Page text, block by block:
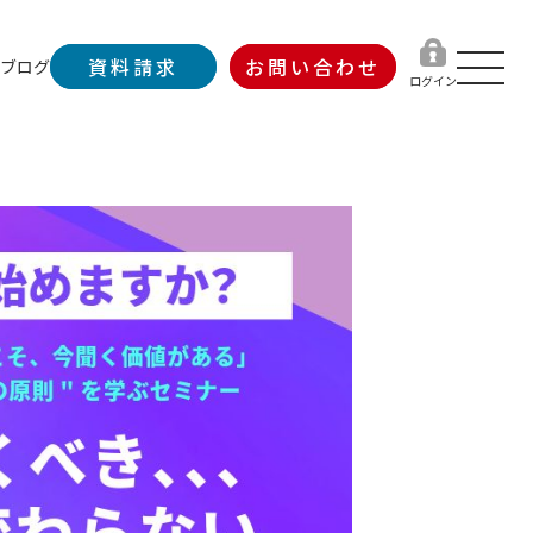
ブログ 資料請求 お問い合わせ ログイン